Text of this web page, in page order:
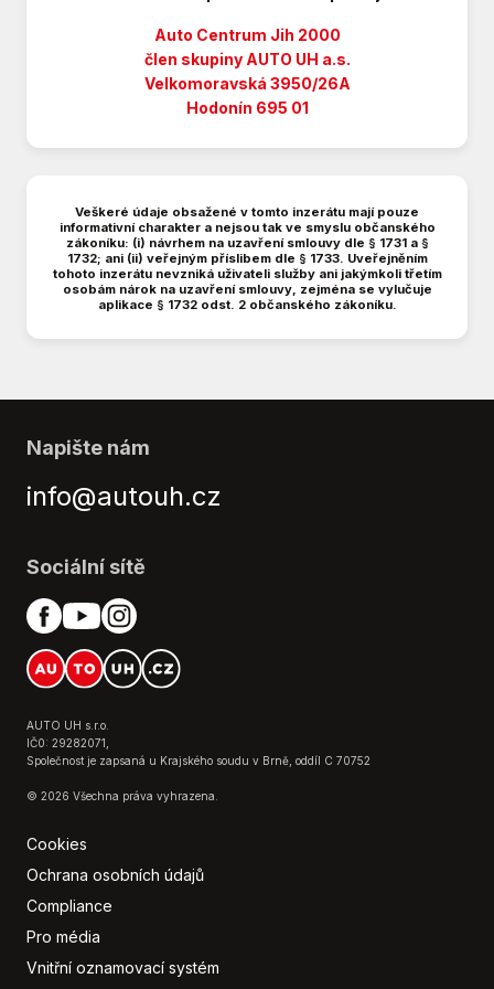
Dělená zadní sedadla
ESP (stabilizace podvozku)
Hands free
Hlídání jízdního pruhu
Hlídání mrtvého úhlu
Imobilizér
Isofix
Litá kola
Mlhové světlomety
Nastavitelný volant
Otáčkoměr
Ovládání na volantu
Palubní počítač
Parkovací kamera
Poloautomatická ruční brzda
Posilovač řízení
Přední parkovací senzory
Satelitní navigace
Senzor stěračů
Senzor světel
Senzor tlaku v pneumatikách
Auto Centrum Jih 2000
člen skupiny AUTO UH a.s.
Velkomoravská 3950/26A
Hodonín 695 01
Veškeré údaje obsažené v tomto inzerátu mají pouze
informativní charakter a nejsou tak ve smyslu občanského
zákoníku: (i) návrhem na uzavření smlouvy dle § 1731 a §
1732; ani (ii) veřejným příslibem dle § 1733. Uveřejněním
tohoto inzerátu nevzniká uživateli služby ani jakýmkoli třetím
osobám nárok na uzavření smlouvy, zejména se vylučuje
aplikace § 1732 odst. 2 občanského zákoníku.
AUTO UH s.r.o.
IČ0: 29282071,
Společnost je zapsaná u Krajského soudu v Brně, oddíl C 70752
© 2026 Všechna práva vyhrazena.
Cookies
Ochrana osobních údajů
Compliance
Pro média
Vnitřní oznamovací systém
Napište nám
info@autouh.cz
Sociální sítě